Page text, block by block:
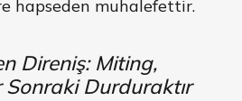
hapseden muhalefettir.
Direniş: Miting,
Durduraktır